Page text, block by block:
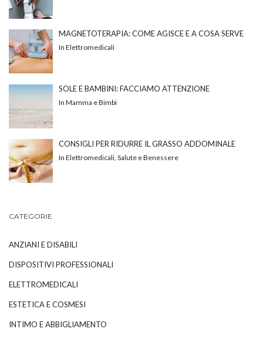
MAGNETOTERAPIA: COME AGISCE E A COSA SERVE
In Elettromedicali
SOLE E BAMBINI: FACCIAMO ATTENZIONE
In Mamma e Bimbi
CONSIGLI PER RIDURRE IL GRASSO ADDOMINALE
In Elettromedicali, Salute e Benessere
CATEGORIE
ANZIANI E DISABILI
DISPOSITIVI PROFESSIONALI
ELETTROMEDICALI
ESTETICA E COSMESI
INTIMO E ABBIGLIAMENTO